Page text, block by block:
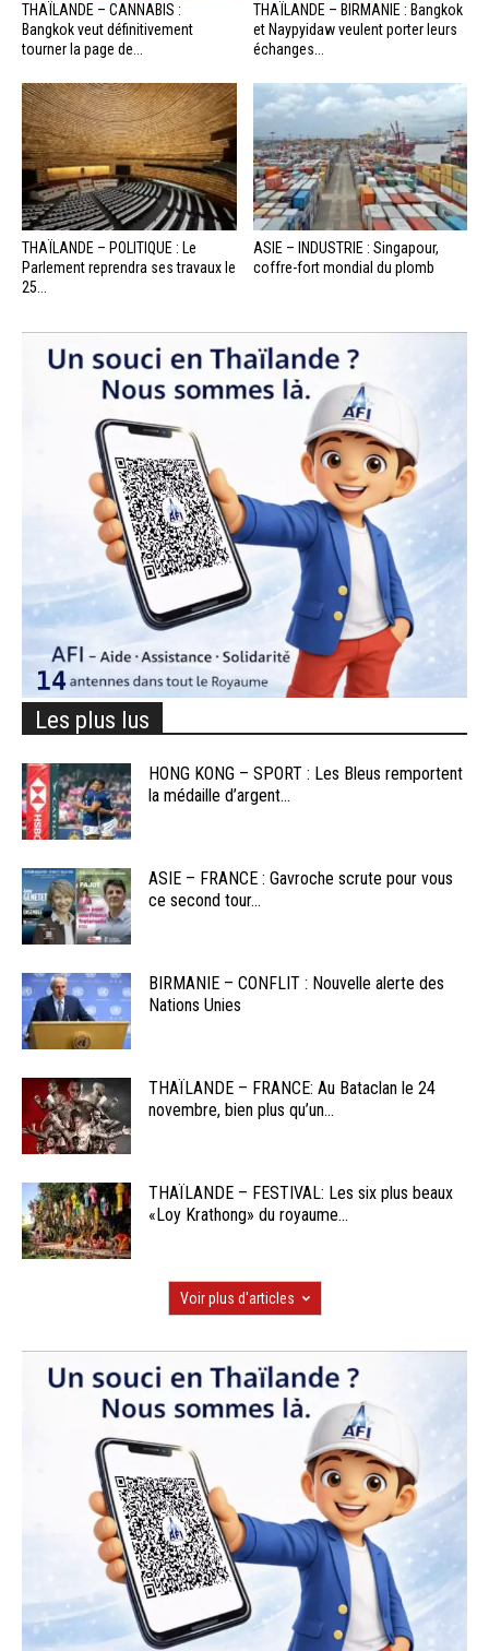
THAÏLANDE – CANNABIS :
Bangkok veut définitivement
tourner la page de...
THAÏLANDE – BIRMANIE : Bangkok
et Naypyidaw veulent porter leurs
échanges...
THAÏLANDE – POLITIQUE : Le
Parlement reprendra ses travaux le
25...
ASIE – INDUSTRIE : Singapour,
coffre-fort mondial du plomb
Les plus lus
HONG KONG – SPORT : Les Bleus remportent
la médaille d’argent...
ASIE – FRANCE : Gavroche scrute pour vous
ce second tour...
BIRMANIE – CONFLIT : Nouvelle alerte des
Nations Unies
THAÏLANDE – FRANCE: Au Bataclan le 24
novembre, bien plus qu’un...
THAÏLANDE – FESTIVAL: Les six plus beaux
«Loy Krathong» du royaume...
Voir plus d'articles